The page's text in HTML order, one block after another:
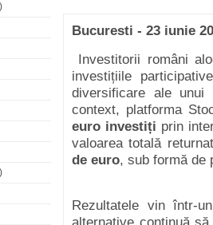
Bucuresti - 23 iunie
Investitorii români
investițiile
diversificare ale
context, platforma
euro investiți prin
valoarea totală
de euro, sub formă de
Rezultatele vin într-